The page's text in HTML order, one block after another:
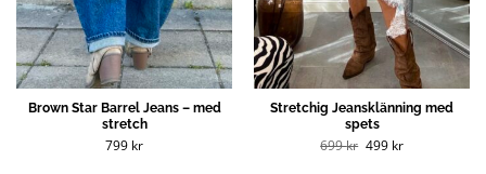
Brown Star Barrel Jeans – med
stretch
799 kr
Stretchig Jeansklänning med
spets
699kr Det
ursprungliga
499 krDet